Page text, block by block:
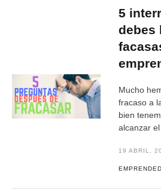
5
debes
Mucho
fracaso a
bien
alcanzar el
19 ABRIL,